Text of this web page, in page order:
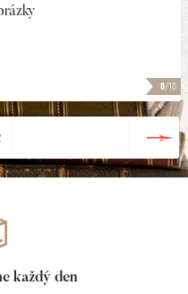
8/10
každý den